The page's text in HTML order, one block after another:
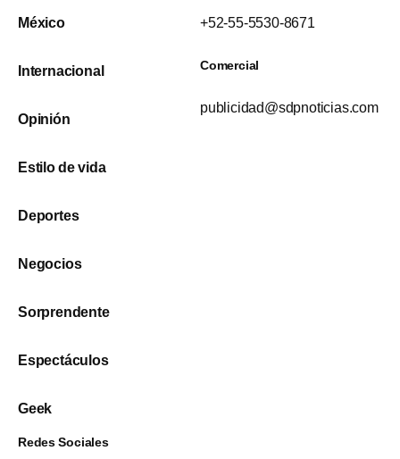
México
Internacional
Opinión
Estilo de vida
Deportes
Negocios
Sorprendente
Espectáculos
Geek
+52-55-5530-8671
Comercial
publicidad@sdpnoticias.com
Redes Sociales